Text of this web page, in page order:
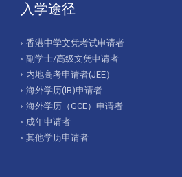
入学途径
香港中学文凭考试申请者
副学士/高级文凭申请者
内地高考申请者(JEE）
海外学历(IB)申请者
海外学历（GCE）申请者
成年申请者
其他学历申请者